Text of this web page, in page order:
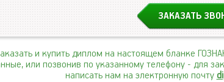
и купить диплом на настоящем бланке
или позвонив по указанному телефону - для
написать нам на электронную почту